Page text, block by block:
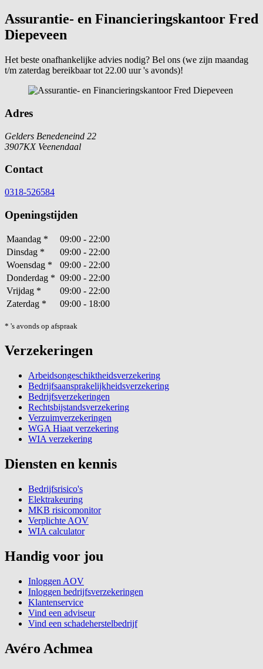
Assurantie- en Financieringskantoor Fred
Diepeveen
Het beste onafhankelijke advies nodig? Bel ons (we zijn maandag
t/m zaterdag bereikbaar tot 22.00 uur 's avonds)!
Adres
Gelders Benedeneind 22
3907KX Veenendaal
Contact
0318-526584
Openingstijden
Maandag *
09:00 - 22:00
Dinsdag *
09:00 - 22:00
Woensdag *
09:00 - 22:00
Donderdag * 09:00 - 22:00
Vrijdag *
09:00 - 22:00
Zaterdag * 09:00 - 18:00
* 's avonds op afspraak
Verzekeringen
Arbeidsongeschiktheidsverzekering
Bedrijfsaansprakelijkheidsverzekering
Bedrijfsverzekeringen
Rechtsbijstandsverzekering
Verzuimverzekeringen
WGA Hiaat verzekering
WIA verzekering
Diensten en kennis
Bedrijfsrisico's
Elektrakeuring
MKB risicomonitor
Verplichte AOV
WIA calculator
Handig voor jou
Inloggen AOV
Inloggen bedrijfsverzekeringen
Klantenservice
Vind een adviseur
Vind een schadeherstelbedrijf
Avéro Achmea